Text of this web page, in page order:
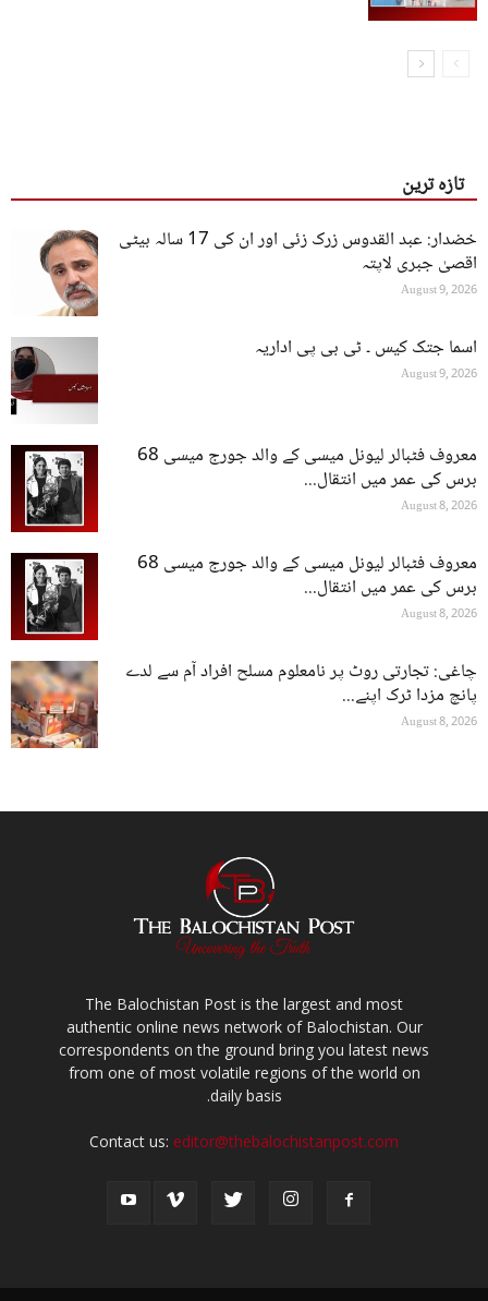
تازہ ترین
خضدار: عبد القدوس زرک زئی اور ان کی 17 سالہ بیٹی
اقصیٰ جبری لاپتہ
August 9, 2026
اسما جتک کیس ۔ ٹی بی پی اداریہ
August 9, 2026
معروف فٹبالر لیونل میسی کے والد جورج میسی 68
برس کی عمر میں انتقال...
August 8, 2026
معروف فٹبالر لیونل میسی کے والد جورج میسی 68
برس کی عمر میں انتقال...
August 8, 2026
چاغی: تجارتی روٹ پر نامعلوم مسلح افراد آم سے لدے
پانچ مزدا ٹرک اپنے...
August 8, 2026
The Balochistan Post is the largest and most
authentic online news network of Balochistan. Our
correspondents on the ground bring you latest news
from one of most volatile regions of the world on
daily basis.
Contact us: editor@thebalochistanpost.com